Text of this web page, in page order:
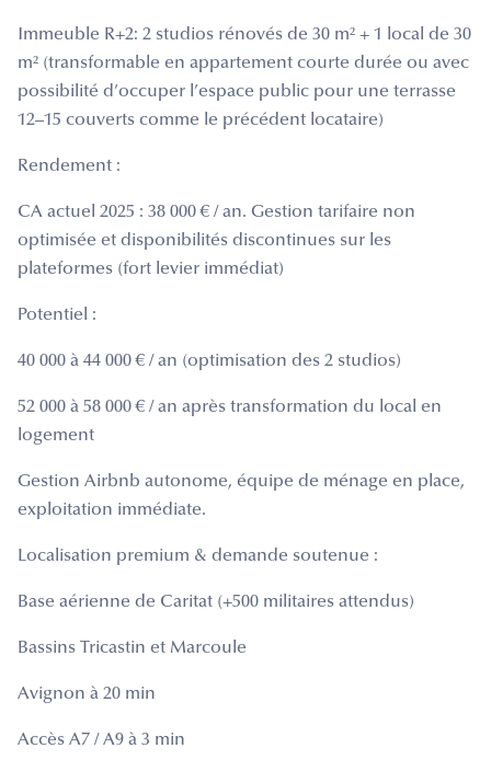
Immeuble R+2: 2 studios rénovés de 30 m² + 1 local de 30
m² (transformable en appartement courte durée ou avec
possibilité d’occuper l’espace public pour une terrasse
12–15 couverts comme le précédent locataire)
Rendement :
CA actuel 2025 : 38 000 € / an. Gestion tarifaire non
optimisée et disponibilités discontinues sur les
plateformes (fort levier immédiat)
Potentiel :
40 000 à 44 000 € / an (optimisation des 2 studios)
52 000 à 58 000 € / an après transformation du local en
logement
Gestion Airbnb autonome, équipe de ménage en place,
exploitation immédiate.
Localisation premium & demande soutenue :
Base aérienne de Caritat (+500 militaires attendus)
Bassins Tricastin et Marcoule
Avignon à 20 min
Accès A7 / A9 à 3 min